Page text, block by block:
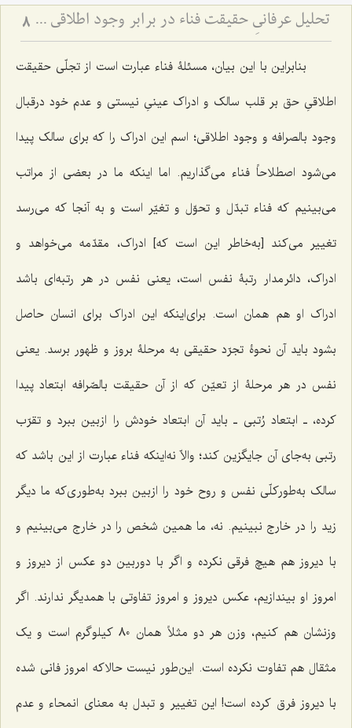
تحلیل عرفانیِ حقیقت فناء در برابر وجود اطلاقی - نقد استقلال عین ثابت و تبیین صرافت وجود در سلوک شهودی 8
بنابراین با این بیان، مسئلۀ فناء عبارت است از تجلّی حقیقت
اطلاقیِ حق بر قلب سالک و ادراک عینیِ نیستی و عدم خود درقبال
وجود بالصرافه و وجود اطلاقی؛ اسم این ادراک را که برای سالک پیدا
می‌شود اصطلاحاً فناء می‌گذاریم. اما اینکه ما در بعضی از مراتب
می‌بینیم که فناء تبدّل و تحوّل و تغیّر است و به آنجا که می‌رسد
تغییر می‌کند [به‌خاطر این است که] ادراک، مقدّمه می‌خواهد و
ادراک، دائر مدار رتبۀ نفس است، یعنی نفس در هر رتبه‌ای باشد
ادراک او هم همان است. برای‌اینکه این ادراک برای انسان حاصل
بشود باید آن نحوۀ تجرّد حقیقی به مرحلۀ بروز و ظهور برسد. یعنی
نفس در هر مرحلۀ از تعیّن که از آن حقیقت بالصّرافه ابتعاد پیدا
کرده، ـ ابتعاد رُتبی ـ باید آن ابتعاد خودش را ازبین ببرد و تقرّب
رتبی به‌جای آن جایگزین کند؛ والاّ نه‌اینکه فناء عبارت از این باشد که
سالک به‌طورکلّی نفس و روح خود را ازبین ببرد به‌طوری‌که ما دیگر
زید را در خارج نبینیم. نه، ما همین شخص را در خارج می‌بینیم و
با دیروز هم هیچ فرقی نکرده و اگر با دوربین دو عکس از دیروز و
امروز او بیندازیم، عکس دیروز و امروز تفاوتی با همدیگر ندارند. اگر
وزنشان هم کنیم، وزن هر دو مثلاً همان 80 کیلوگرم است و یک
مثقال هم تفاوت نکرده است. این‌طور نیست حالاکه امروز فانی شده
با دیروز فرق کرده است! این تغییر و تبدل به معنای انمحاء و عدم